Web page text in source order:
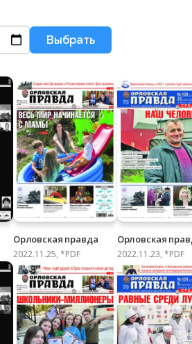
Выбрать
Орловская правда
2022.11.25, *PDF
Орловская
2022.11.23, *PDF